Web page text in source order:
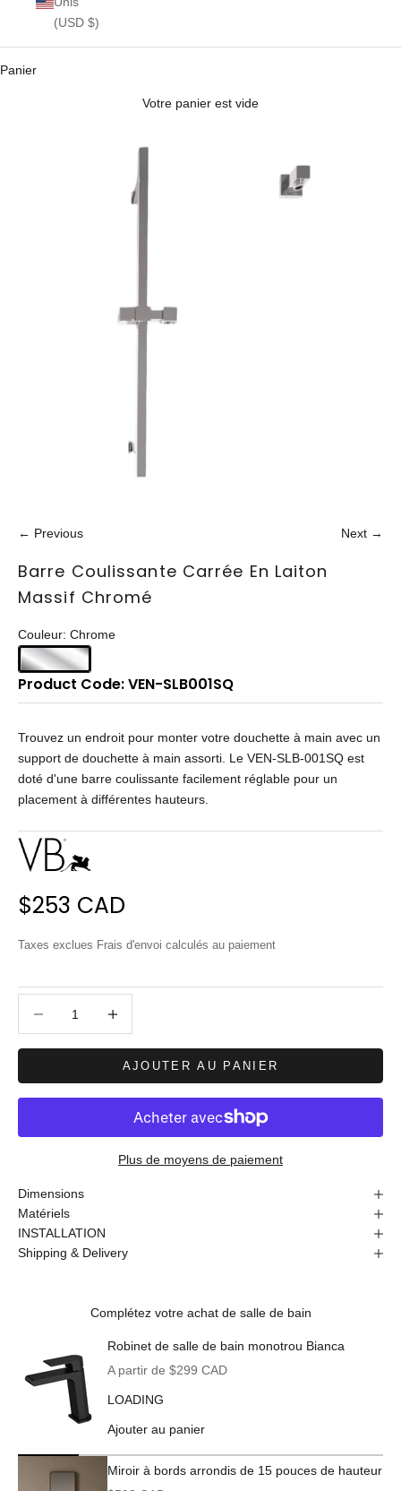
(USD $)
Panier
Votre panier est vide
← Previous Next →
Barre Coulissante Carrée En Laiton
Massif Chromé
Product Code: VEN-SLB001SQ
Trouvez un endroit pour monter votre douchette à main avec un
support de douchette à main assorti. Le VEN-SLB-001SQ est
doté d'une barre coulissante facilement réglable pour un
placement à différentes hauteurs.
Prix de vente
$253 CAD
Taxes exclues Frais d'envoi calculés au paiement
Couleur: Chrome
AJOUTER AU PANIER
Plus de moyens de paiement
Dimensions
Matériels
INSTALLATION
Shipping & Delivery
Complétez votre achat de salle de bain
Robinet de salle de bain monotrou Bianca
Prix de vente
A partir de $299 CAD
LOADING
Ajouter au panier
Miroir à bords arrondis de 15 pouces de hauteur